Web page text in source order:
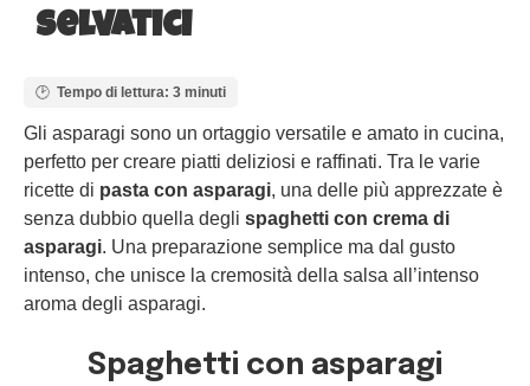
selvatici
Tempo di lettura: 3 minuti
Gli asparagi sono un ortaggio versatile e amato in cucina,
perfetto per creare piatti deliziosi e raffinati. Tra le varie
ricette di pasta con asparagi, una delle più apprezzate è
senza dubbio quella degli spaghetti con crema di
asparagi. Una preparazione semplice ma dal gusto
intenso, che unisce la cremosità della salsa all’intenso
aroma degli asparagi.
Spaghetti con asparagi